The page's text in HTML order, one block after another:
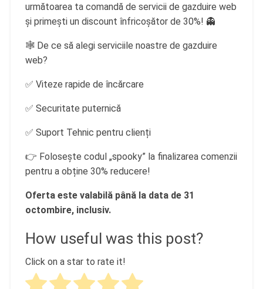
următoarea ta comandă de servicii de gazduire web
și primești un discount înfricoșător de 30%! 👻
🕸️ De ce să alegi serviciile noastre de gazduire
web?
✅ Viteze rapide de încărcare
✅ Securitate puternică
✅ Suport Tehnic pentru clienți
👉 Folosește codul „spooky” la finalizarea comenzii
pentru a obține 30% reducere!
Oferta este valabilă până la data de 31
octombire, inclusiv.
How useful was this post?
Click on a star to rate it!